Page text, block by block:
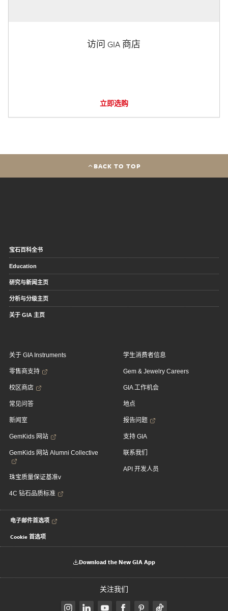
访问 GIA 商店
立即选购
BACK TO TOP
宝石百科全书
Education
研究与新闻主页
分析与分级主页
关于 GIA 主页
关于 GIA Instruments
零售商支持
校区商店
常见问答
新闻室
GemKids 网站
GemKids 网站 Alumni Collective
珠宝质量保证基准v
4C 钻石品质标准
学生消费者信息
Gem & Jewelry Careers
GIA 工作机会
地点
报告问题
支持 GIA
联系我们
API 开发人员
电子邮件首选项
Cookie 首选项
Download the New GIA App
关注我们